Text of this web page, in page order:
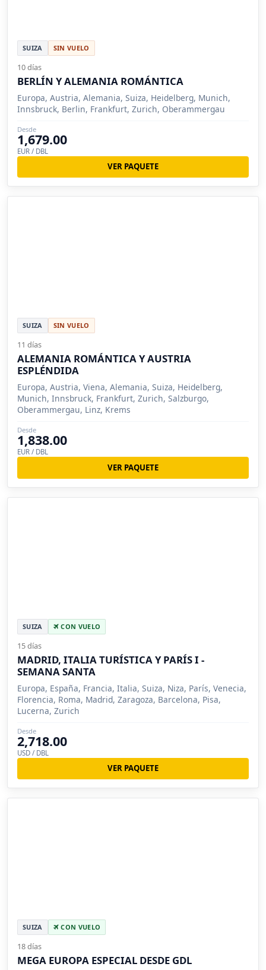
SUIZA SIN VUELO
10 días
BERLÍN Y ALEMANIA ROMÁNTICA
Europa, Austria, Alemania, Suiza, Heidelberg, Munich,
Innsbruck, Berlin, Frankfurt, Zurich, Oberammergau
Desde
1,679.00
EUR / DBL
VER PAQUETE
SUIZA SIN VUELO
11 días
ALEMANIA ROMÁNTICA Y AUSTRIA
ESPLÉNDIDA
Europa, Austria, Viena, Alemania, Suiza, Heidelberg,
Munich, Innsbruck, Frankfurt, Zurich, Salzburgo,
Oberammergau, Linz, Krems
Desde
1,838.00
EUR / DBL
VER PAQUETE
SUIZA CON VUELO
15 días
MADRID, ITALIA TURÍSTICA Y PARÍS I -
SEMANA SANTA
Europa, España, Francia, Italia, Suiza, Niza, París, Venecia,
Florencia, Roma, Madrid, Zaragoza, Barcelona, Pisa,
Lucerna, Zurich
Desde
2,718.00
USD / DBL
VER PAQUETE
SUIZA CON VUELO
18 días
MEGA EUROPA ESPECIAL DESDE GDL